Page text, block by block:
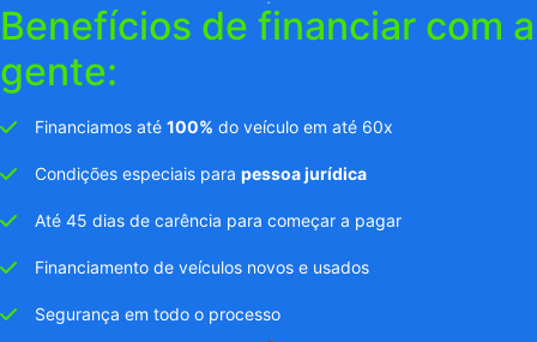
Benefícios de financiar com a
gente:
Financiamos até 100% do veículo em até 60x
Condições especiais para pessoa jurídica
Até 45 dias de carência para começar a pagar
Financiamento de veículos novos e usados
Segurança em todo o processo